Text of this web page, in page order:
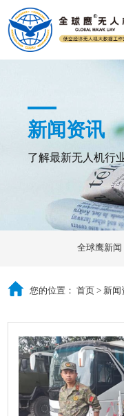
新闻资讯
了解最新无人机行
全球鹰新闻
您的位置：首页 > 新闻